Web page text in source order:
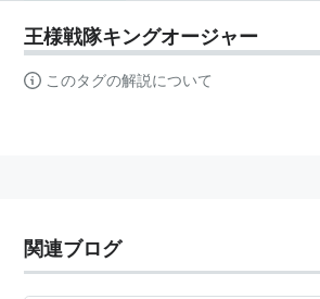
王様戦隊キングオージャー
このタグの解説について
関連ブログ